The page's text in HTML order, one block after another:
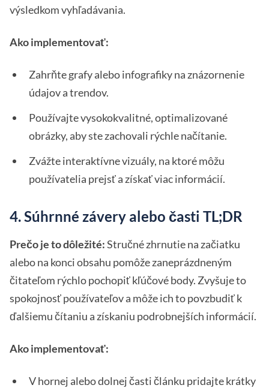
výsledkom vyhľadávania.
Ako implementovať:
Zahrňte grafy alebo infografiky na znázornenie
údajov a trendov.
Používajte vysokokvalitné, optimalizované
obrázky, aby ste zachovali rýchle načítanie.
Zvážte interaktívne vizuály, na ktoré môžu
používatelia prejsť a získať viac informácií.
4. Súhrnné závery alebo časti TL;DR
Prečo je to dôležité:Stručné zhrnutie na začiatku
alebo na konci obsahu pomôže zaneprázdneným
čitateľom rýchlo pochopiť kľúčové body. Zvyšuje to
spokojnosť používateľov a môže ich to povzbudiť k
ďalšiemu čítaniu a získaniu podrobnejších informácií.
Ako implementovať:
V hornej alebo dolnej časti článku pridajte krátky